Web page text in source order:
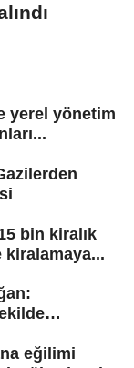
yerel yönetim
bin kiralık
eğilimi